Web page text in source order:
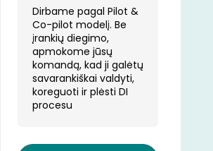
Dirbame pagal Pilot &
Co-pilot modelį. Be
įrankių diegimo,
apmokome jūsų
komandą, kad ji galėtų
savarankiškai valdyti,
koreguoti ir plėsti DI
procesu